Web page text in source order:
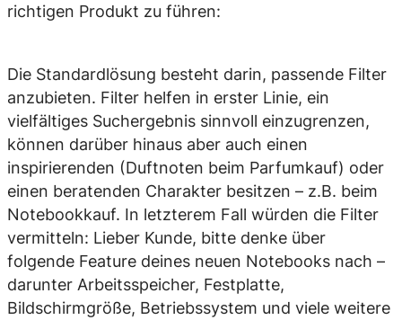
richtigen Produkt zu führen:
Die Standardlösung besteht darin, passende Filter
anzubieten. Filter helfen in erster Linie, ein
vielfältiges Suchergebnis sinnvoll einzugrenzen,
können darüber hinaus aber auch einen
inspirierenden (Duftnoten beim Parfumkauf) oder
einen beratenden Charakter besitzen – z.B. beim
Notebookkauf. In letzterem Fall würden die Filter
vermitteln: Lieber Kunde, bitte denke über
folgende Feature deines neuen Notebooks nach –
darunter Arbeitsspeicher, Festplatte,
Bildschirmgröße, Betriebssystem und viele weitere